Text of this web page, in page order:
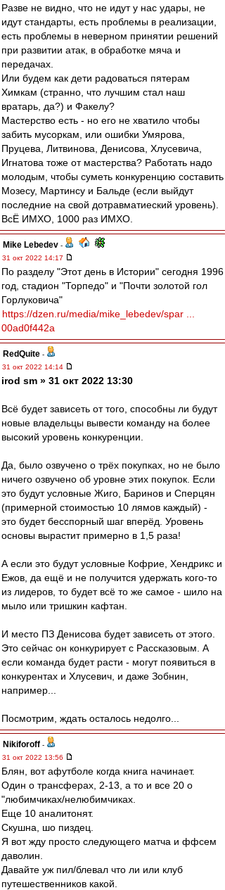
Разве не видно, что не идут у нас удары, не
идут стандарты, есть проблемы в реализации,
есть проблемы в неверном принятии решений
при развитии атак, в обработке мяча и
передачах.
Или будем как дети радоваться пятерам
Химкам (странно, что лучшим стал наш
вратарь, да?) и Факелу?
Мастерство есть - но его не хватило чтобы
забить мусоркам, или ошибки Умярова,
Пруцева, Литвинова, Денисова, Хлусевича,
Игнатова тоже от мастерства? Работать надо
молодым, чтобы суметь конкуренцию составить
Мозесу, Мартинсу и Бальде (если выйдут
последние на свой дотравматиеский уровень).
ВсЁ ИМХО, 1000 раз ИМХО.
Mike Lebedev -
31 окт 2022 14:17
По разделу "Этот день в Истории" сегодня 1996
год, стадион "Торпедо" и "Почти золотой гол
Горлуковича"
https://dzen.ru/media/mike_lebedev/spar ...
00ad0f442a
RedQuite -
31 окт 2022 14:14
irod sm » 31 окт 2022 13:30
Всё будет зависеть от того, способны ли будут
новые владельцы вывести команду на более
высокий уровень конкуренции.
Да, было озвучено о трёх покупках, но не было
ничего озвучено об уровне этих покупок. Если
это будут условные Жиго, Баринов и Сперцян
(примерной стоимостью 10 лямов каждый) -
это будет бесспорный шаг вперёд. Уровень
основы вырастит примерно в 1,5 раза!
А если это будут условные Кофрие, Хендрикс и
Ежов, да ещё и не получится удержать кого-то
из лидеров, то будет всё то же самое - шило на
мыло или тришкин кафтан.
И место ПЗ Денисова будет зависеть от этого.
Это сейчас он конкурирует с Рассказовым. А
если команда будет расти - могут появиться в
конкурентах и Хлусевич, и даже Зобнин,
например...
Посмотрим, ждать осталось недолго...
Nikiforoff -
31 окт 2022 13:56
Блян, вот афутболе когда книга начинает.
Один о трансферах, 2-13, а то и все 20 о
"любимчиках/нелюбимчиках.
Еще 10 аналитонят.
Скушна, шо пиздец.
Я вот жду просто следующего матча и ффсем
даволин.
Давайте уж пил/блевал что ли или клуб
путешественников какой.